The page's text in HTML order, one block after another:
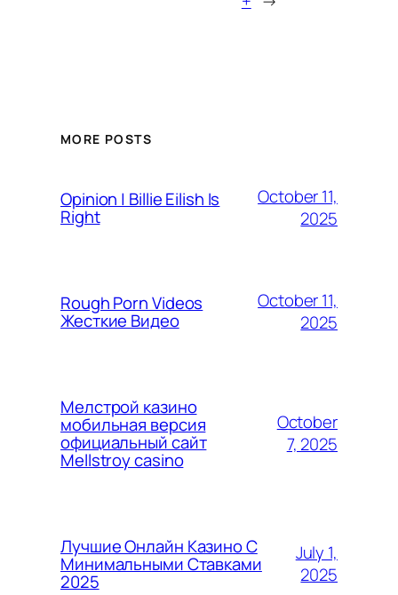
MORE POSTS
Opinion | Billie Eilish Is
Right
October 11,
2025
Rough Porn Videos
Жесткие Видео
October 11,
2025
Мелстрой казино
мобильная версия
официальный сайт
Mellstroy casino
October
7, 2025
Лучшие Онлайн Казино С
Минимальными Ставками
2025
July 1,
2025